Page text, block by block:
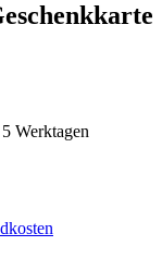
Werktagen